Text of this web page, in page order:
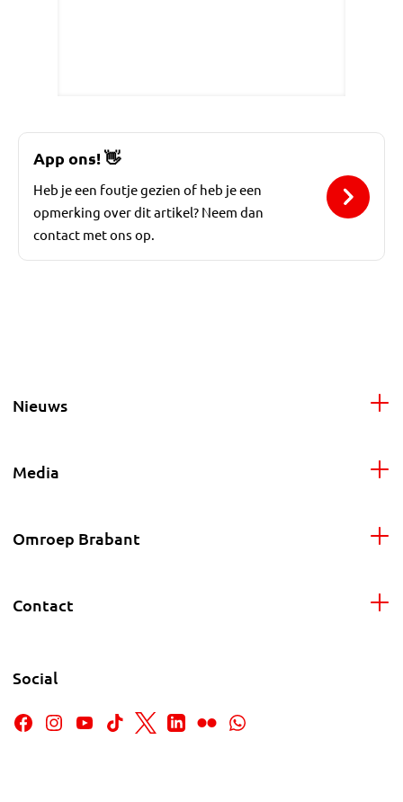
App ons!👋
Heb je een foutje gezien of heb je een
opmerking over dit artikel? Neem dan
contact met ons op.
Nieuws
Media
Omroep Brabant
Contact
Social